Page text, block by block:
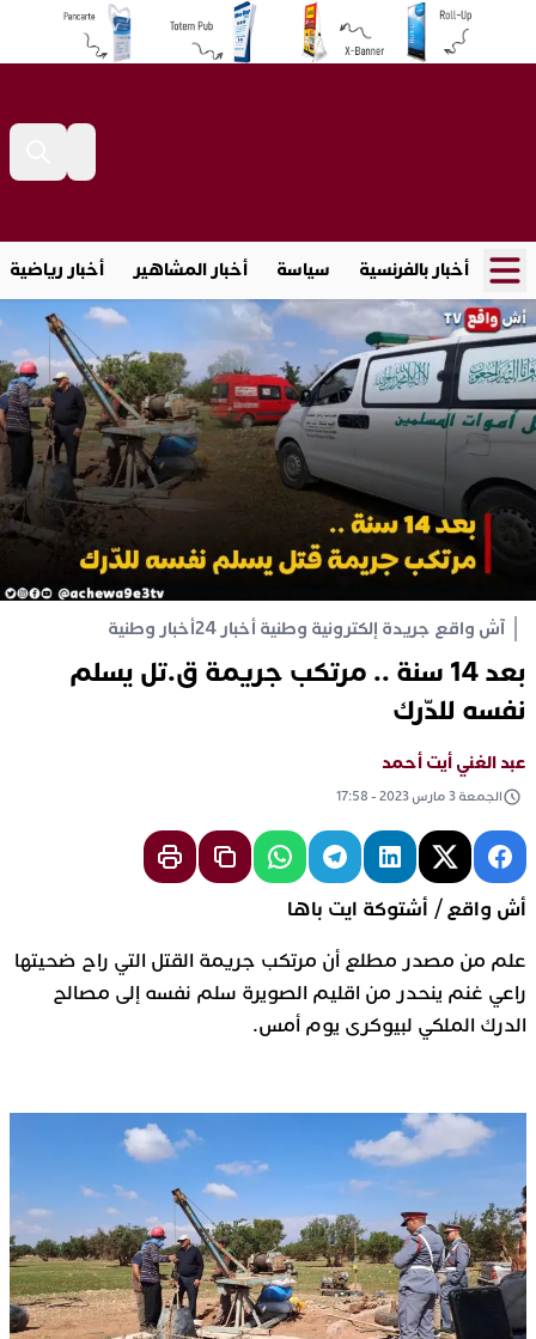
أخبار بالفرنسية سياسة أخبار المشاهير أخبار رياضية
آش واقع جريدة إلكترونية وطنية أخبار 24 أخبار وطنية
بعد 14 سنة .. مرتكب جريمة ق.تل يسلم
نفسه للدّرك
عبد الغني أيت أحمد
الجمعة 3 مارس 2023 - 17:58
أش واقع / أشتوكة ايت باها
علم من مصدر مطلع أن مرتكب جريمة القتل التي راح ضحيتها
راعي غنم ينحدر من اقليم الصويرة سلم نفسه إلى مصالح
الدرك الملكي لبيوكرى يوم أمس.